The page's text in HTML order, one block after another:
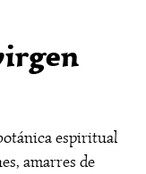
espiritual
amarres de